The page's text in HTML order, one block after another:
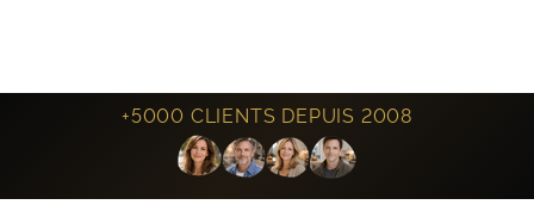
+5000 CLIENTS DEPUIS 2008